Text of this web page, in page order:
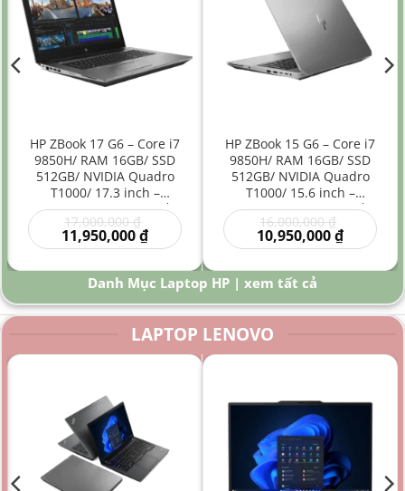
HP ZBook 17 G6 – Core i7
9850H/ RAM 16GB/ SSD
512GB/ NVIDIA Quadro
T1000/ 17.3 inch –
Laptop Workstation Đồ
Họa Kỹ Thuật Màn Hình
Lớn
17,000,000₫
gốc
là:
17,000,000 ₫.
11,950,000₫Giá
hiện
là:
11,950,000 ₫.
HP ZBook 15 G6 – Core i7
9850H/ RAM 16GB/ SSD
512GB/ NVIDIA Quadro
T1000/ 15.6 inch –
Laptop Workstation Đồ
Họa Kỹ Thuật Hiệu Năng
Cao
16,000,000₫
gốc
là:
10,950,000₫Giá
hiện
là:
₫.
Danh Mục Laptop HP | xem tất cả
LAPTOP LENOVO